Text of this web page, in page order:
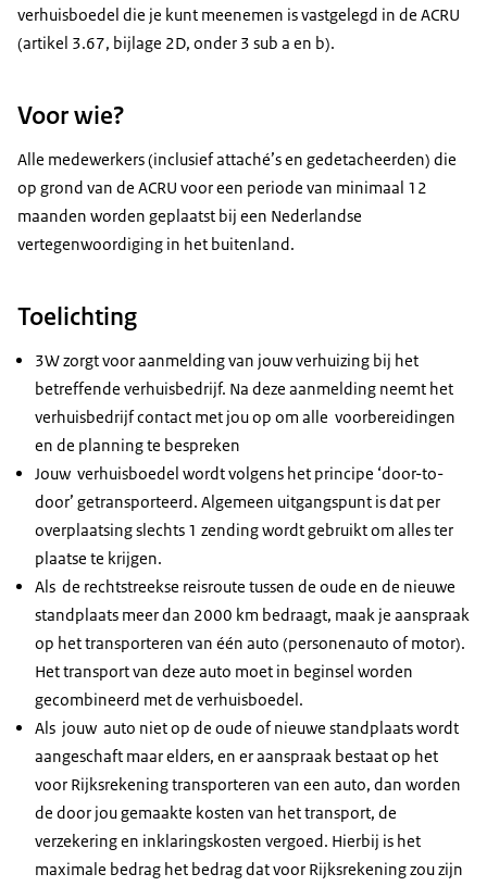
verhuisboedel die je kunt meenemen is vastgelegd in de ACRU
(artikel 3.67, bijlage 2D, onder 3 sub a en b).
Voor wie?
Alle medewerkers (inclusief attaché’s en gedetacheerden) die
op grond van de ACRU voor een periode van minimaal 12
maanden worden geplaatst bij een Nederlandse
vertegenwoordiging in het buitenland.
Toelichting
3W zorgt voor aanmelding van jouw verhuizing bij het
betreffende verhuisbedrijf. Na deze aanmelding neemt het
verhuisbedrijf contact met jou op om alle voorbereidingen
en de planning te bespreken
Jouw verhuisboedel wordt volgens het principe ‘door-to-
door’ getransporteerd. Algemeen uitgangspunt is dat per
overplaatsing slechts 1 zending wordt gebruikt om alles ter
plaatse te krijgen.
Als de rechtstreekse reisroute tussen de oude en de nieuwe
standplaats meer dan 2000 km bedraagt, maak je aanspraak
op het transporteren van één auto (personenauto of motor).
Het transport van deze auto moet in beginsel worden
gecombineerd met de verhuisboedel.
Als jouw auto niet op de oude of nieuwe standplaats wordt
aangeschaft maar elders, en er aanspraak bestaat op het
voor Rijksrekening transporteren van een auto, dan worden
de door jou gemaakte kosten van het transport, de
verzekering en inklaringskosten vergoed. Hierbij is het
maximale bedrag het bedrag dat voor Rijksrekening zou zijn